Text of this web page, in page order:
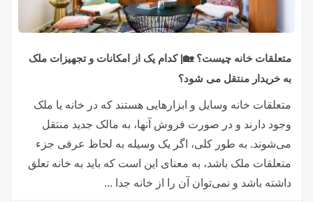
متعلقات خانه چیست؟ 🏡| کدام یک از امکانات و تجهیزات ملک
به خریدار منتقل می شود؟
متعلقات خانه وسایل و ابزارهایی هستند که در خانه یا ملک
وجود دارند و در صورت فروش آنها، به مالک جدید منتقل
می‌شوند. به طور کلی، اگر یک وسیله به لحاظ عرفی جزء
متعلقات ملک باشد، به معنای این است که باید به خانه تعلق
داشته باشد و نمی‌توان آن را از خانه جدا ...